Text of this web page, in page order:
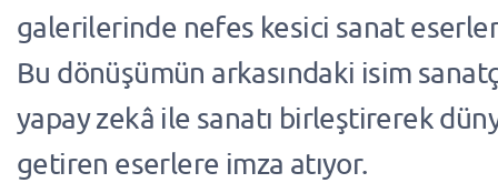
galerilerinde nefes kesici sanat
Bu dönüşümün arkasındaki isim
yapay zekâ ile sanatı birleştirerek
getiren eserlere imza atıyor.